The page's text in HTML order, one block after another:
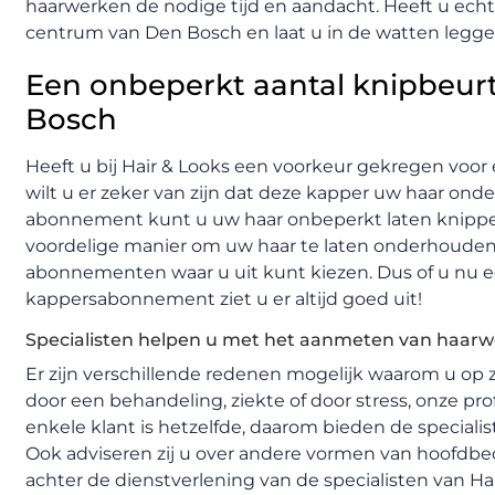
haarwerken de nodige tijd en aandacht. Heeft u
centrum van Den Bosch en laat u in de watten
Een onbeperkt aantal
Bosch
Heeft u bij Hair & Looks een voorkeur gekregen
wilt u er zeker van zijn dat deze kapper uw haar
abonnement kunt u uw haar onbeperkt laten
voordelige manier om uw haar te laten
abonnementen waar u uit kunt kiezen. Dus of u nu
kappersabonnement ziet u er altijd goed uit!
Specialisten helpen u met het aanmeten van
Er zijn verschillende redenen mogelijk waarom u op
door een behandeling, ziekte of door stress, onze
enkele klant is hetzelfde, daarom bieden de
Ook adviseren zij u over andere vormen van
achter de dienstverlening van de specialisten van